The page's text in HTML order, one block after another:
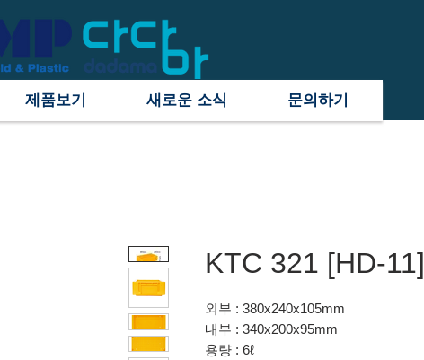
제품보기 새로운 소식 문의하기
KTC 321 [HD-11]
외부 : 380x240x105mm
내부 : 340x200x95mm
용량 : 6ℓ